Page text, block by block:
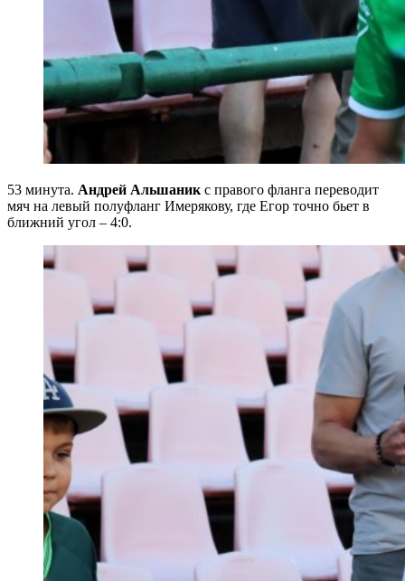
53 минута. Андрей Альшаникс правого фланга переводит
мяч на левый полуфланг Имерякову, где Егор точно бьет в
ближний угол – 4:0.